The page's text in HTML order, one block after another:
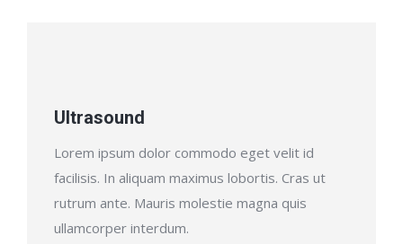
Ultrasound
Lorem ipsum dolor commodo eget velit id
facilisis. In aliquam maximus lobortis. Cras ut
rutrum ante. Mauris molestie magna quis
ullamcorper interdum.